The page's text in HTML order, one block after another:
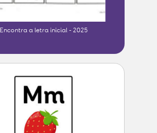
Encontra a letra inicial - 2025